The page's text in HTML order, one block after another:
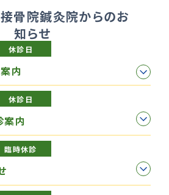
骨院鍼灸院からのお
知らせ
休診日
内
休診日
案内
臨時休診